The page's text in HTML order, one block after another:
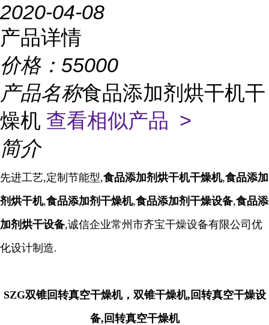
2020-04-08
产品详情
价格： 55000
产品名称食品添加剂烘干机干
燥机 查看相似产品 >
简介
先进工艺,定制节能型,食品添加剂烘干机干燥机,食品添加
剂烘干机,食品添加剂干燥机,食品添加剂干燥设备,食品添
加剂烘干设备,诚信企业常州市齐宝干燥设备有限公司优
化设计制造.
SZG双锥回转真空干燥机，双锥干燥机,回转真空干燥设
备,回转真空干燥机